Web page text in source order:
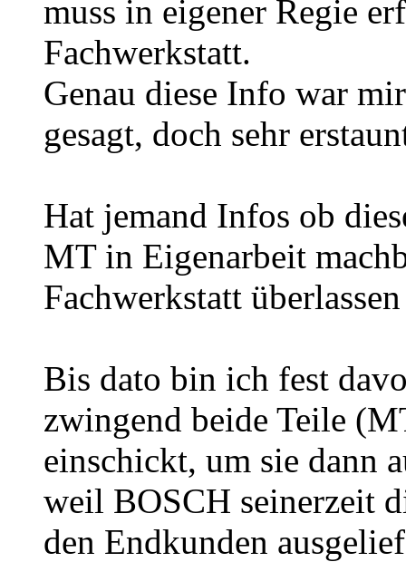
muss in eigener Regie
Fachwerkstatt.
Genau diese Info war
gesagt, doch sehr
Hat jemand Infos ob
MT in Eigenarbeit
Fachwerkstatt
Bis dato bin ich fest
zwingend beide Teile
einschickt, um sie dann
weil BOSCH seinerzeit
den Endkunden